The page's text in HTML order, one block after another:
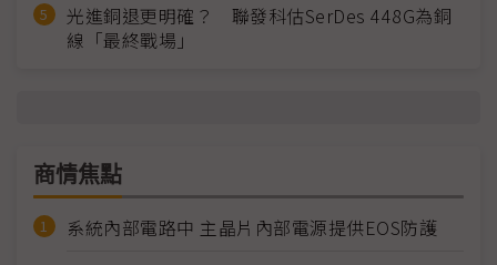
光進銅退更明確？ 聯發科估SerDes 448G為銅
線「最終戰場」
商情焦點
系統內部電路中 主晶片內部電源提供EOS防護